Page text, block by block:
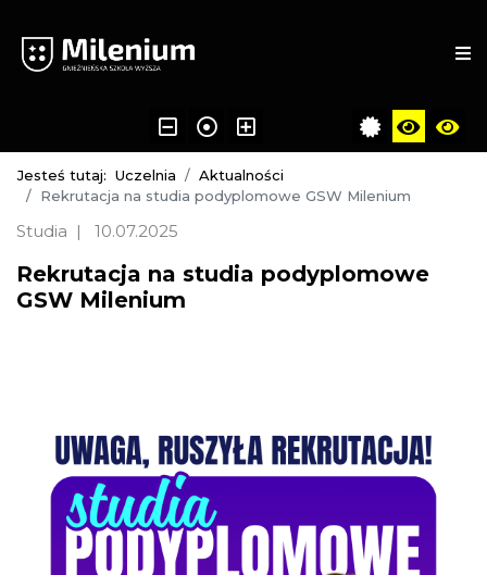
Jesteś tutaj: Uczelnia
Aktualności
Rekrutacja na studia podyplomowe GSW Milenium
Studia 10.07.2025
Rekrutacja na studia podyplomowe
GSW Milenium